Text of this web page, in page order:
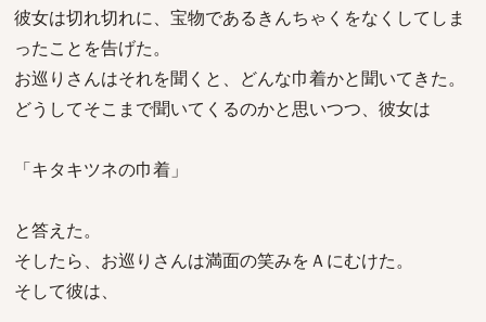
彼女は切れ切れに、宝物であるきんちゃくをなくしてしま
ったことを告げた。
お巡りさんはそれを聞くと、どんな巾着かと聞いてきた。
どうしてそこまで聞いてくるのかと思いつつ、彼女は
「キタキツネの巾着」
と答えた。
そしたら、お巡りさんは満面の笑みをＡにむけた。
そして彼は、